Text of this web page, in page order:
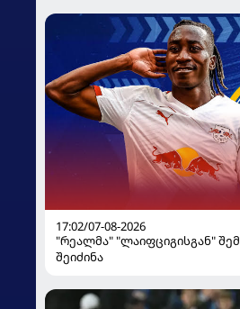
17:02/07-08-2026
"რეალმა" "ლაიფციგისგან"
შეიძინა